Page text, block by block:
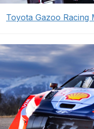
Toyota Gazoo